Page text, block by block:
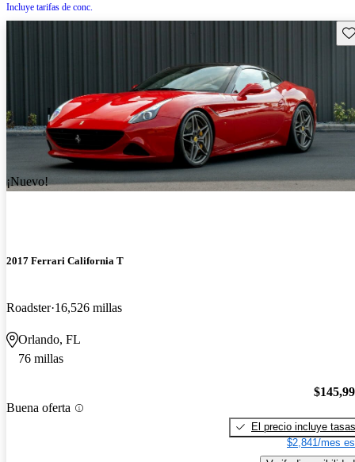
Incluye tarifas de conc.
¡Nuevo!
2017 Ferrari California T
Roadster 16,526 millas
Orlando, FL
76 millas
Buena oferta
El precio incluye tasas
$2,841/mes